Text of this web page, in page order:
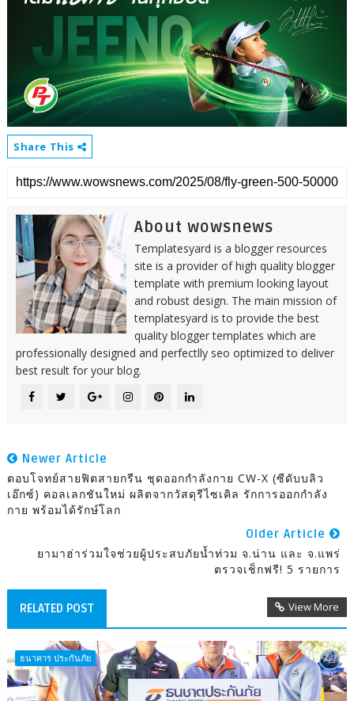
Share This
About wowsnews
Templatesyard is a blogger resources
site is a provider of high quality blogger
template with premium looking layout
and robust design. The main mission of
templatesyard is to provide the best
quality blogger templates which are
professionally designed and perfectlly seo optimized to deliver
best result for your blog.
Newer Article
ตอบโจทย์สายฟิตสายกรีน ชุดออกกำลังกาย CW-X (ซีดับบลิว
เอ๊กซ์) คอลเลกชันใหม่ ผลิตจากวัสดุรีไซเคิล รักการออกกำลัง
กาย พร้อมได้รักษ์โลก
Older Article
ยามาฮ่าร่วมใจช่วยผู้ประสบภัยน้ำท่วม จ.น่าน และ จ.แพร่
ตรวจเช็กฟรี! 5 รายการ
RELATED POST View More
ธนาคาร ประกันภัย